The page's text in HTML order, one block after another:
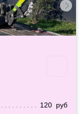
120 руб